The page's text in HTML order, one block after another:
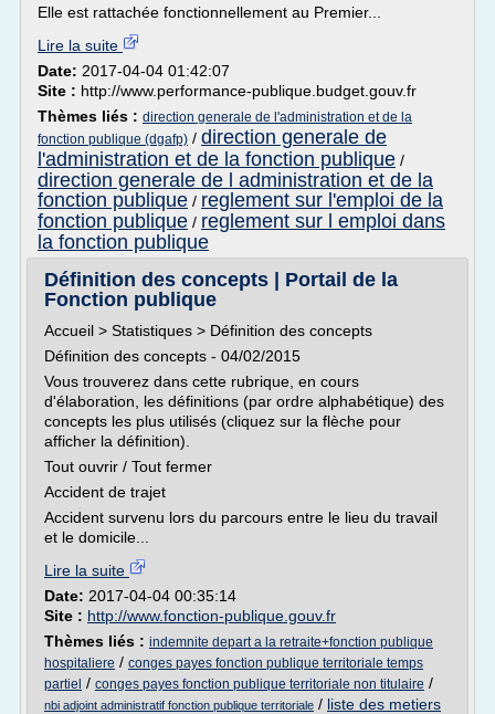
Elle est rattachée fonctionnellement au Premier...
Lire la suite
Date: 2017-04-04 01:42:07
Site : http://www.performance-publique.budget.gouv.fr
Thèmes liés : direction generale de l'administration et de la
fonction publique (dgafp) / direction generale de
l'administration et de la fonction publique /
direction generale de l administration et de la
fonction publique / reglement sur l'emploi de la
fonction publique / reglement sur l emploi dans
la fonction publique
Définition des concepts | Portail de la
Fonction publique
Accueil > Statistiques > Définition des concepts
Définition des concepts - 04/02/2015
Vous trouverez dans cette rubrique, en cours
d'élaboration, les définitions (par ordre alphabétique) des
concepts les plus utilisés (cliquez sur la flèche pour
afficher la définition).
Tout ouvrir / Tout fermer
Accident de trajet
Accident survenu lors du parcours entre le lieu du travail
et le domicile...
Lire la suite
Date: 2017-04-04 00:35:14
Site : http://www.fonction-publique.gouv.fr
Thèmes liés : indemnite depart a la retraite+fonction publique
hospitaliere / conges payes fonction publique territoriale temps
partiel / conges payes fonction publique territoriale non titulaire /
nbi adjoint administratif fonction publique territoriale / liste des metiers